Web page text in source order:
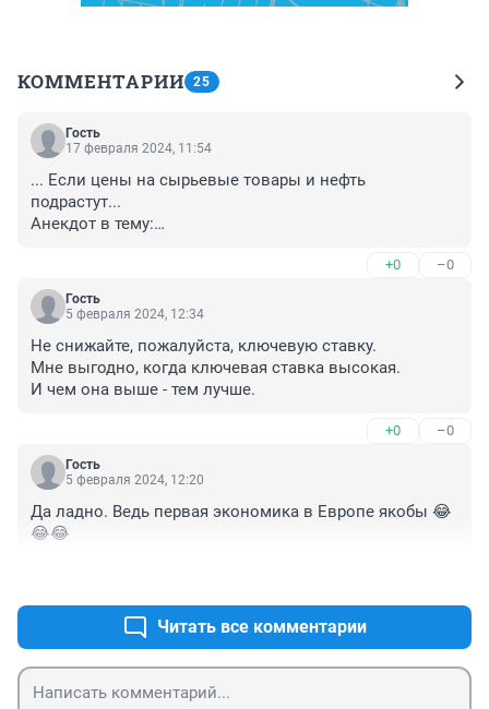
КОММЕНТАРИИ 25
Гость
17 февраля 2024, 11:54
... Если цены на сырьевые товары и нефть
подрастут...
Анекдот в тему:
— А мы их и не собираем. Когда дует ветер, они сами
падают.
— Ну... тогда неурожай.
+0 –0
Гость
5 февраля 2024, 12:34
Не снижайте, пожалуйста, ключевую ставку.
Мне выгодно, когда ключевая ставка высокая.
И чем она выше - тем лучше.
+0 –0
Гость
5 февраля 2024, 12:20
Да ладно. Ведь первая экономика в Европе якобы 😂
😂😂
Читать все комментарии